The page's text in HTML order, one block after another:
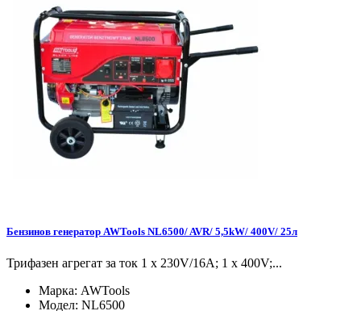
Бензинов генератор AWTools NL6500/ AVR/ 5,5kW/ 400V/ 25л
Трифазен агрегат за ток 1 x 230V/16A; 1 x 400V;...
Марка: AWTools
Модел: NL6500